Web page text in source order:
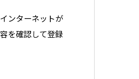
ンターネットが
を確認して登録